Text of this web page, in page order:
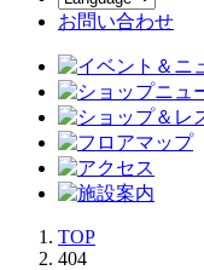
お問い合わせ
TOP
404